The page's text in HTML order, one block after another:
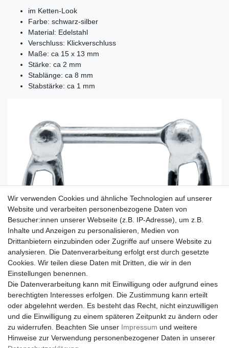
im Ketten-Look
Farbe: schwarz-silber
Material: Edelstahl
Verschluss: Klickverschluss
Maße: ca 15 x 13 mm
Stärke: ca 2 mm
Stablänge: ca 8 mm
Stabstärke: ca 1 mm
Wir verwenden Cookies und ähnliche Technologien auf unserer
Website und verarbeiten personenbezogene Daten von
Besucher:innen unserer Webseite (z.B. IP-Adresse), um z.B.
Inhalte und Anzeigen zu personalisieren, Medien von
Drittanbietern einzubinden oder Zugriffe auf unsere Website zu
analysieren. Die Datenverarbeitung erfolgt erst durch gesetzte
Cookies. Wir teilen diese Daten mit Dritten, die wir in den
Einstellungen benennen.
Die Datenverarbeitung kann mit Einwilligung oder aufgrund eines
berechtigten Interesses erfolgen. Die Zustimmung kann erteilt
oder abgelehnt werden. Es besteht das Recht, nicht einzuwilligen
und die Einwilligung zu einem späteren Zeitpunkt zu ändern oder
zu widerrufen. Beachten Sie unser Impressum und weitere
Hinweise zur Verwendung personenbezogener Daten in unserer